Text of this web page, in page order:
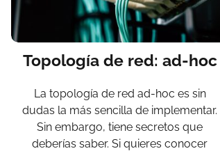
Topología de red: ad-hoc
La topología de red ad-hoc es sin
dudas la más sencilla de implementar.
Sin embargo, tiene secretos que
deberías saber. Si quieres conocer